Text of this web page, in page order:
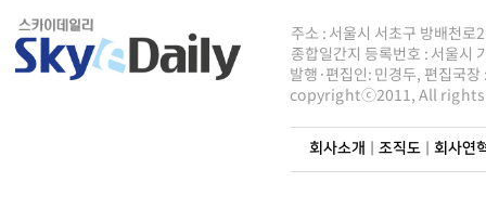
주소 : 서울시 서초구 방배천
종합일간지 등록번호 : 서울시
발행·편집인: 민경두, 편집국
copyrightⓒ2011, All rights
회사소개 |조직도 |회사연